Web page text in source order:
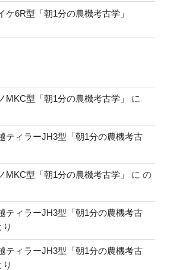
ケ6R型「朝1分の農機考古学」
MKC型「朝1分の農機考古学」
に
ティラーJH3型「朝1分の農機考古
MKC型「朝1分の農機考古学」 に の
ティラーJH3型「朝1分の農機考古
り
ティラーJH3型「朝1分の農機考古
り